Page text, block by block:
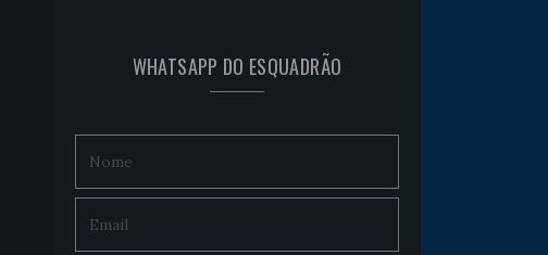
WHATSAPP DO ESQUADRÃO